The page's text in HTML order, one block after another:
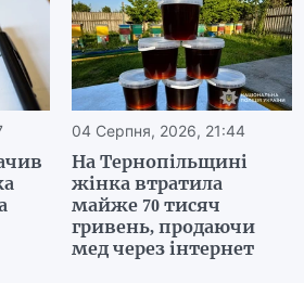
04 Серпня, 2026, 21:44
На Тернопільщині
жінка втратила
майже 70 тисяч
гривень, продаючи
мед через інтернет